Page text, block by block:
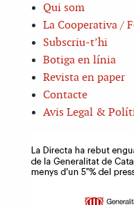
Qui som
La Cooperativa /
Subscriu-t’hi
Botiga en línia
Revista en paper
Contacte
Avis Legal &